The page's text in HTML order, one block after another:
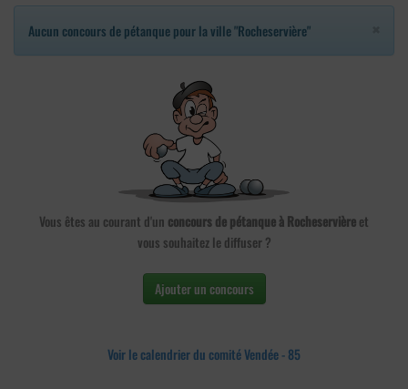
Aucun concours de pétanque pour la ville "Rocheservière"
Vous êtes au courant d'un concours de pétanque à Rocheservièreet
vous souhaitez le diffuser ?
Ajouter un concours
Voir le calendrier du comité Vendée - 85